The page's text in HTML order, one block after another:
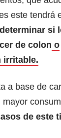
este tendrá
si
de colon o
irritable.
a base de
de este